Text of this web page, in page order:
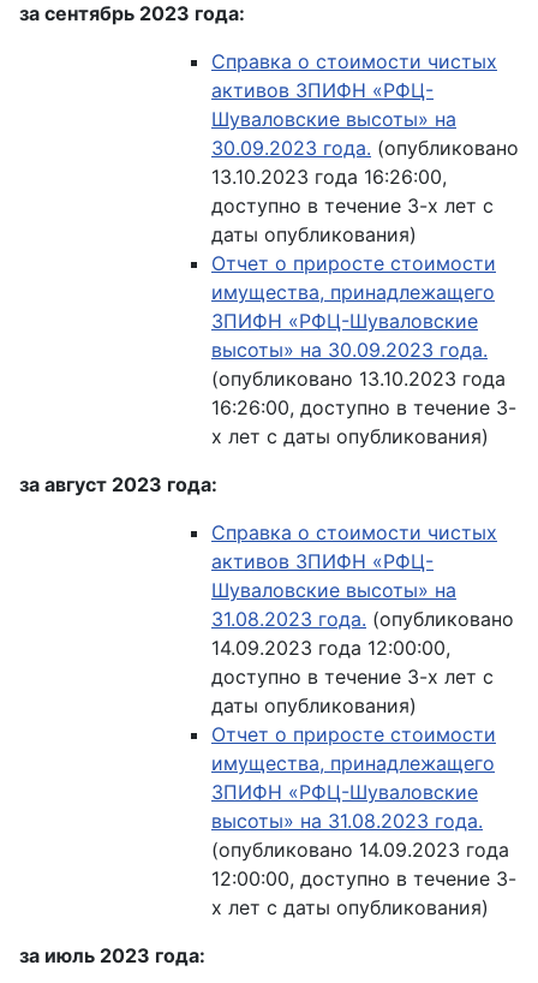
за сентябрь 2023 года:
Справка о стоимости чистых
активов ЗПИФН «РФЦ-
Шуваловские высоты» на
30.09.2023 года. (опубликовано
13.10.2023 года 16:26:00,
доступно в течение 3-х лет с
даты опубликования)
Отчет о приросте стоимости
имущества, принадлежащего
ЗПИФН «РФЦ-Шуваловские
высоты» на 30.09.2023 года.
(опубликовано 13.10.2023 года
16:26:00, доступно в течение 3-
х лет с даты опубликования)
за август 2023 года:
Справка о стоимости чистых
активов ЗПИФН «РФЦ-
Шуваловские высоты» на
31.08.2023 года. (опубликовано
14.09.2023 года 12:00:00,
доступно в течение 3-х лет с
даты опубликования)
Отчет о приросте стоимости
имущества, принадлежащего
ЗПИФН «РФЦ-Шуваловские
высоты» на 31.08.2023 года.
(опубликовано 14.09.2023 года
12:00:00, доступно в течение 3-
х лет с даты опубликования)
за июль 2023 года: